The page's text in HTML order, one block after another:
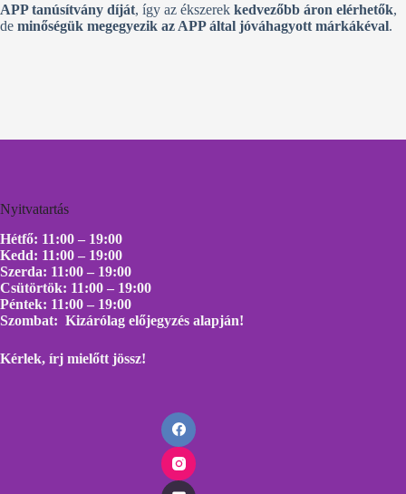
APP tanúsítvány díját, így az ékszerek kedvezőbb áron elérhetők,
de minőségük megegyezik az APP által jóváhagyott márkákéval.
Nyitvatartás
Hétfő: 11:00 – 19:00
Kedd: 11:00 – 19:00
Szerda: 11:00 – 19:00
Csütörtök: 11:00 – 19:00
Péntek: 11:00 – 19:00
Szombat: Kizárólag előjegyzés alapján!
Kérlek, írj mielőtt jössz!